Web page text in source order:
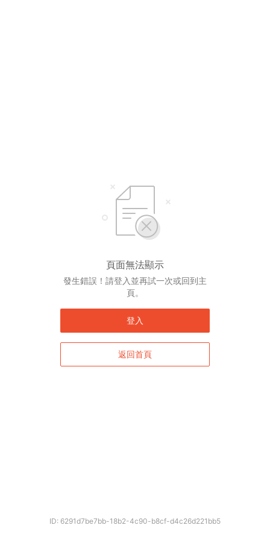
頁面無法顯示
發生錯誤！請登入並再試一次或回到主
頁。
登入
返回首頁
ID: 6291d7be7bb-18b2-4c90-b8cf-d4c26d221bb5